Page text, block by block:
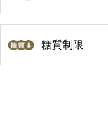
糖質制限